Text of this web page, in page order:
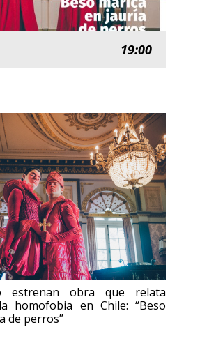
19:00
estrenan obra que relata
homofobia en Chile: “Beso
de perros”